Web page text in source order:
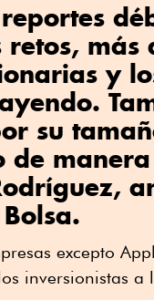
retos, más
y
su
de
excepto
inversionistas a